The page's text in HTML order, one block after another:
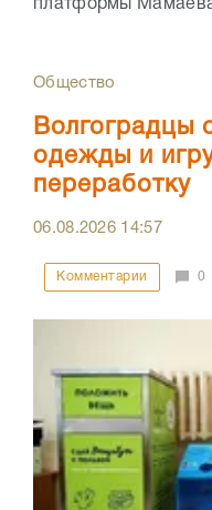
платформы Мамаева
Общество
Волгоградцы
одежды и
переработку
06.08.2026 14:57
Комментарии 0